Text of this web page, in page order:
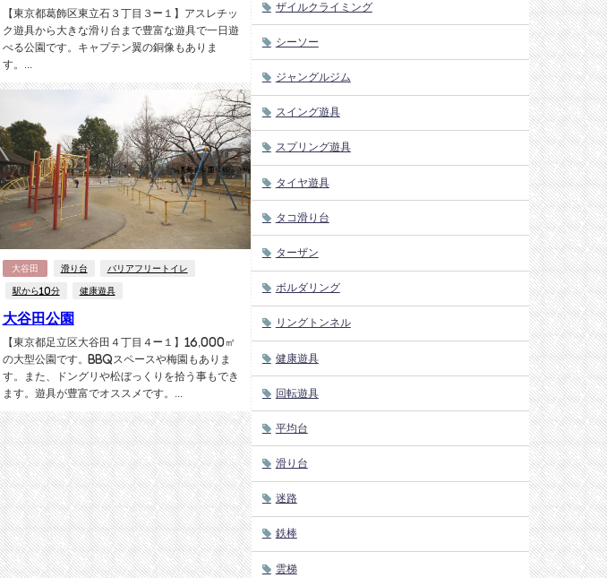
【東京都葛飾区東立石３丁目３−１】アスレチッ
ク遊具から大きな滑り台まで豊富な遊具で一日遊
べる公園です。キャプテン翼の銅像もありま
す。...
大谷田 滑り台 バリアフリートイレ
駅から10分 健康遊具
大谷田公園
【東京都足立区大谷田４丁目４−１】16,000㎡
の大型公園です。BBQスペースや梅園もありま
す。また、ドングリや松ぼっくりを拾う事もでき
ます。遊具が豊富でオススメです。...
ザイルクライミング
シーソー
ジャングルジム
スイング遊具
スプリング遊具
タイヤ遊具
タコ滑り台
ターザン
ボルダリング
リングトンネル
健康遊具
回転遊具
平均台
滑り台
迷路
鉄棒
雲梯